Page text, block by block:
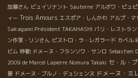
加藤さん ビュイソナント Sauterne アルボワ・ピュ
ィー Trois Amours エスポア・しんかわ アルプ・マ
Sakagami Président TAKAHASHI パリ・レストラン
ン作家・リンさん ビストロ・ラ・レガラード カベル
ビム 移動 ドメーヌ・フランソワ・サンロ Sebastien
2009 de Marcel Lapierre Nomura Takaki セ・ル・
景 ドメーヌ・ブルノ・デュシェンヌ ドメーヌ・ミ